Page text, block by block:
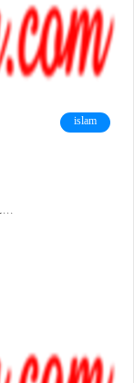
islam
۔۲۶، ۲۷ رجب کو معراج شریف کا بیان کرنے کے لئے جو جلسہ کیا جاتا ہے اس کو رجبی شریف…